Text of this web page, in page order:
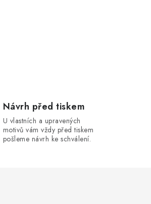
Návrh před tiskem
U vlastních a upravených
motivů vám vždy před tiskem
pošleme návrh ke schválení.